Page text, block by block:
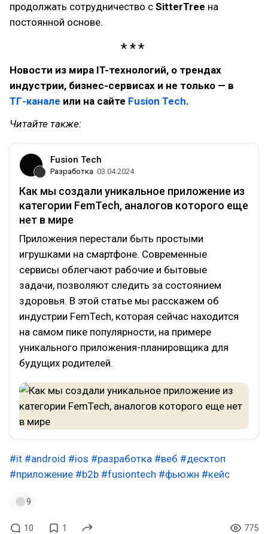
продолжать сотрудничество с SitterTree на
постоянной основе.
Новости из мира IT-технологий, о трендах
индустрии, бизнес-сервисах и не только — в
ТГ-канале или на сайте Fusion Tech.
Читайте также:
Fusion Tech
Разработка 03.04.2024
Как мы создали уникальное приложение из
категории FemTech, аналогов которого еще
нет в мире
Приложения перестали быть простыми
игрушками на смартфоне. Современные
сервисы облегчают рабочие и бытовые
задачи, позволяют следить за состоянием
здоровья. В этой статье мы расскажем об
индустрии FemTech, которая сейчас находится
на самом пике популярности, на примере
уникального приложения-планировщика для
будущих родителей.
#it #android #ios #разработка #веб #десктоп
#приложение #b2b #fusiontech #фьюжн #кейс
9
10 1 775